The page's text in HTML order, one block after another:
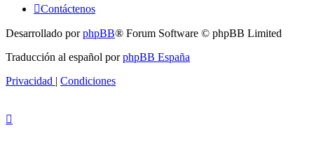
Contáctenos
Desarrollado porphpBB® Forum Software © phpBB Limited
Traducción al español porphpBB España
Privacidad | Condiciones